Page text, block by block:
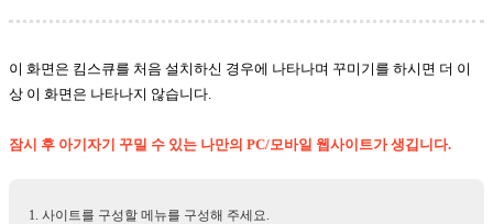
이 화면은 킴스큐를 처음 설치하신 경우에 나타나며 꾸미기를 하시면 더 이
상 이 화면은 나타나지 않습니다.
잠시 후 아기자기 꾸밀 수 있는 나만의 PC/모바일 웹사이트가 생깁니다.
사이트를 구성할 메뉴를 구성해 주세요.